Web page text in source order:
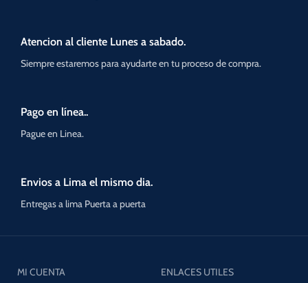
Atencion al cliente Lunes a sabado.
Siempre estaremos para ayudarte en tu proceso de compra.
Pago en línea..
Pague en Linea.
Envios a Lima el mismo dia.
Entregas a lima Puerta a puerta
MI CUENTA
ENLACES UTILES